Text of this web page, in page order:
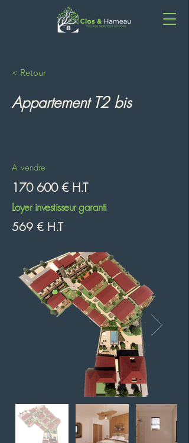
< Retour
Appartement T2 bis
A vendre
170 600 € H.T
Loyer investisseur garanti
569 € H.T